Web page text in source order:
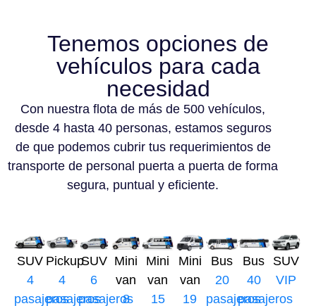
Tenemos opciones de
vehículos para cada
necesidad
Con nuestra flota de más de 500 vehículos,
desde 4 hasta 40 personas, estamos seguros
de que podemos cubrir tus requerimientos de
transporte de personal puerta a puerta de forma
segura, puntual y eficiente.
SUV
4
pasajeros
Pickup
4
pasajeros
SUV
6
pasajeros
Mini
van
8
Mini
van
15
Mini
van
19
Bus
20
pasajeros
Bus
40
pasajeros
SUV
VIP